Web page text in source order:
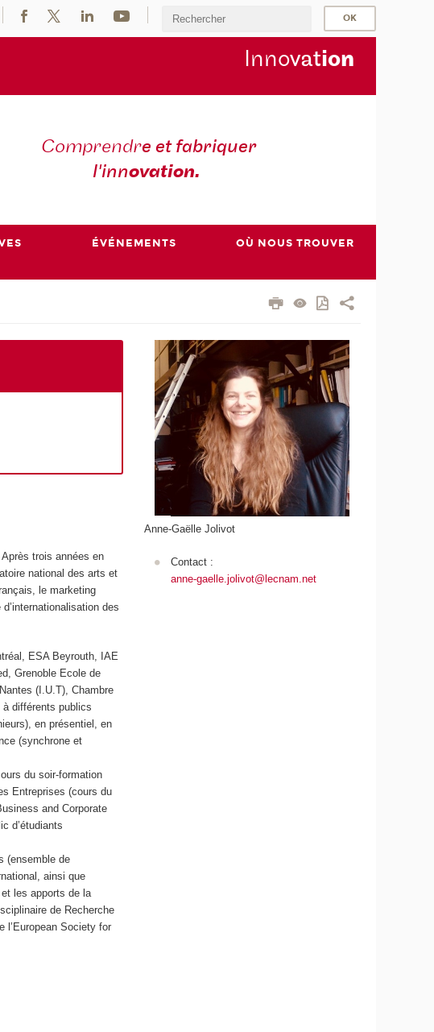
Innovation
Comprendre et fabriquer
l'innovation.
ÉVÉNEMENTS OÙ NOUS TROUVER
trois années en
national des arts et
le marketing
des
ESA Beyrouth, IAE
Grenoble Ecole de
(I.U.T), Chambre
différents publics
en présentiel, en
(synchrone et
du soir-formation
Entreprises (cours du
and Corporate
d’étudiants
(ensemble de
ainsi que
les apports de la
de Recherche
l’European Society for
Anne-Gaëlle Jolivot
Contact :
anne-gaelle.jolivot@lecnam.net